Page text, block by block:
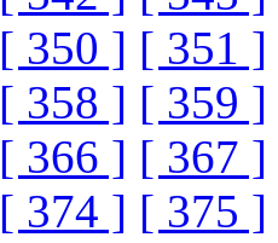
[ 350 ] [ 351 ]
[ 358 ] [ 359 ]
[ 366 ] [ 367 ]
[ 374 ] [ 375 ]